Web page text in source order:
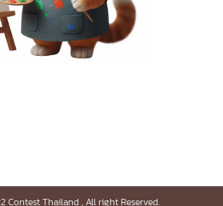
Thailand , All right Reserved.